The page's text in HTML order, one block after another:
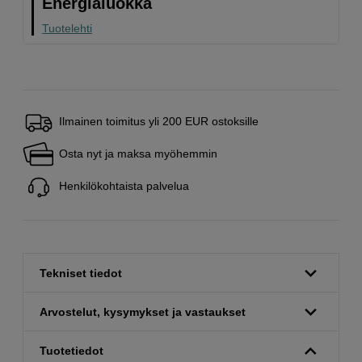
Tuotelehti
Ilmainen toimitus yli 200 EUR ostoksille
Osta nyt ja maksa myöhemmin
Henkilökohtaista palvelua
Tekniset tiedot
Arvostelut, kysymykset ja vastaukset
Tuotetiedot